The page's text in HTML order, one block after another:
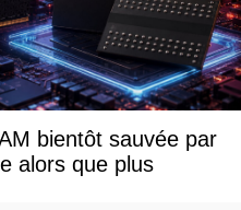
bientôt sauvée par
alors que plus